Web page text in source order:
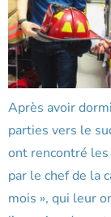
Après avoir
parties vers le
ont rencontré
par le chef de la
mois », qui leur